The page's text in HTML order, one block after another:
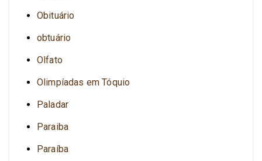
Obituário
obtuário
Olfato
Olimpíadas em Tóquio
Paladar
Paraiba
Paraíba